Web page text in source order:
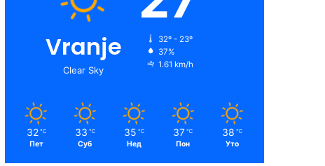
Vranje
Clear Sky
32º - 23º
37%
1.61 km/h
32 ℃
Пет
33 ℃
Суб
35 ℃
Нед
37 ℃
Пон
38 ℃
Уто